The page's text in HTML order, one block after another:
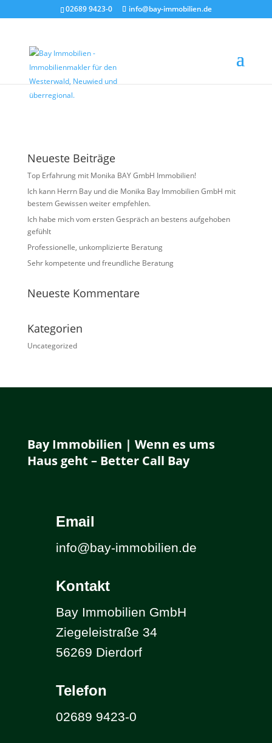
02689 9423-0 info@bay-immobilien.de
Bild8
vonAgentur Kloft|Okt. 31, 2024
Neueste Beiträge
Top Erfahrung mit Monika BAY GmbH Immobilien!
Ich kann Herrn Bay und die Monika Bay Immobilien GmbH mit
bestem Gewissen weiter empfehlen.
Ich habe mich vom ersten Gespräch an bestens aufgehoben
gefühlt
Professionelle, unkomplizierte Beratung
Sehr kompetente und freundliche Beratung
Neueste Kommentare
Kategorien
Uncategorized
Bay Immobilien | Wenn es ums
Haus geht – Better Call Bay
Email
info@bay-immobilien.de
Kontakt
Bay Immobilien GmbH
Ziegeleistraße 34
56269 Dierdorf
Telefon
02689 9423-0